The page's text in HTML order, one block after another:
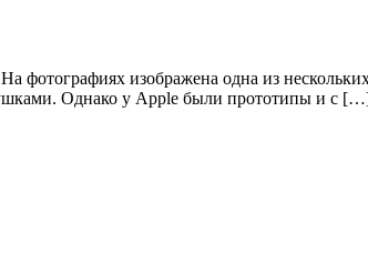
фотографиях изображена одна из
Однако у Apple были прототипы и с